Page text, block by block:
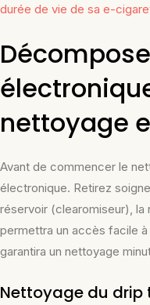
durée de vie de sa e-
nettoyage
Avant de commencer le
électronique. Retirez
réservoir (clearomiseur), la
permettra un accès facile
garantira un nettoyage
Nettoyage du drip